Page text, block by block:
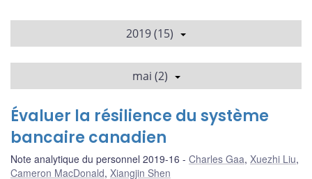
2019 (15)
mai (2)
Évaluer la résilience du système
bancaire canadien
Note analytique du personnel 2019-16 Charles Gaa, Xuezhi Liu,
Cameron MacDonald, Xiangjin Shen